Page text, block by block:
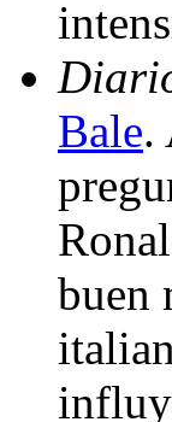
Bale.
buen